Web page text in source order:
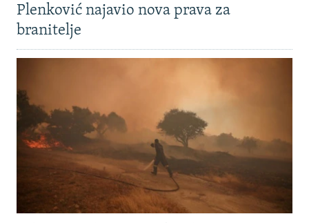
Plenković najavio nova prava za
branitelje